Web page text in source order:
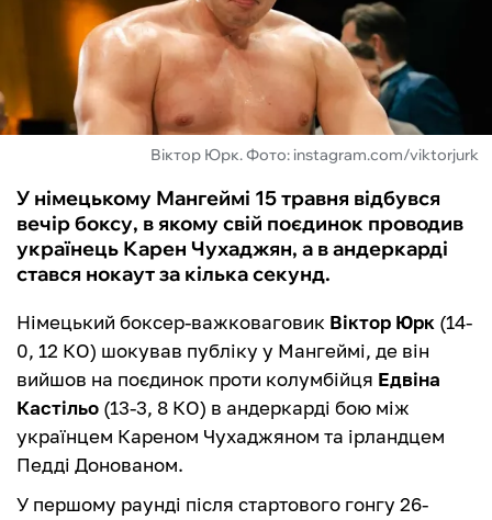
БУКМЕКЕРИ
Віктор Юрк. Фото: instagram.com/viktorjurk
У німецькому Мангеймі 15 травня відбувся
вечір боксу, в якому свій поєдинок проводив
українець Карен Чухаджян, а в андеркарді
стався нокаут за кілька секунд.
Німецький боксер-важковаговик Віктор Юрк (14-
0, 12 КО) шокував публіку у Мангеймі, де він
вийшов на поєдинок проти колумбійця Едвіна
Кастільо (13-3, 8 КО) в андеркарді бою між
українцем Кареном Чухаджяном та ірландцем
Педді Донованом.
У першому раунді після стартового гонгу 26-